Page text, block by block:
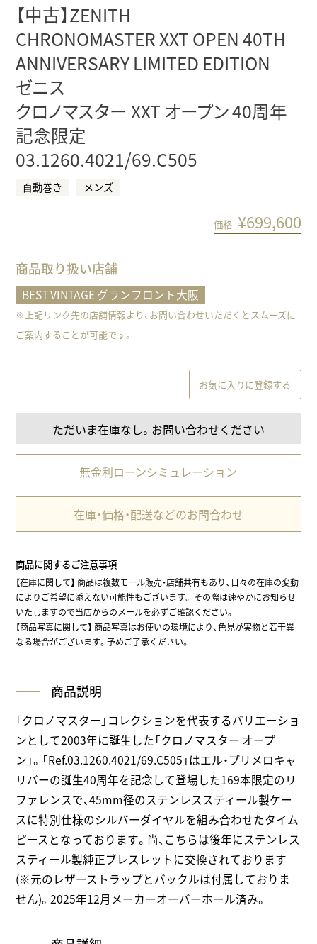
【中古】ZENITH
CHRONOMASTER XXT OPEN 40TH
ANNIVERSARY LIMITED EDITION
ゼニス
クロノマスター XXT オープン 40周年
記念限定
03.1260.4021/69.C505
⾃動巻き メンズ
価格 ¥699,600
商品取り扱い店舗
BEST VINTAGE グランフロント大阪
※上記リンク先の店舗情報より、お問い合わせいただくとスムーズに
ご案内することが可能です。
お気に入りに登録する
ただいま在庫なし。お問い合わせください
無金利ローンシミュレーション
在庫・価格・配送などのお問合わせ
商品に関するご注意事項
【在庫に関して】 商品は複数モール販売・店舗共有もあり、日々の在庫の変動
によりご希望に添えない可能性もございます。 その際は速やかにお知らせ
いたしますので当店からのメールを必ずご確認ください。
【商品写真に関して】 商品写真はお使いの環境により、色見が実物と若干異
なる場合がございます。予めご了承ください。
商品説明
「クロノマスター」コレクションを代表するバリエーショ
ンとして2003年に誕生した「クロノマスター オープ
ン」。「Ref.03.1260.4021/69.C505」はエル・プリメロキャ
リバーの誕生40周年を記念して登場した169本限定のリ
ファレンスで、45mm径のステンレススティール製ケー
スに特別仕様のシルバーダイヤルを組み合わせたタイム
ピースとなっております。尚、こちらは後年にステンレス
スティール製純正ブレスレットに交換されております
(※元のレザーストラップとバックルは付属しておりま
せん)。2025年12月メーカーオーバーホール済み。